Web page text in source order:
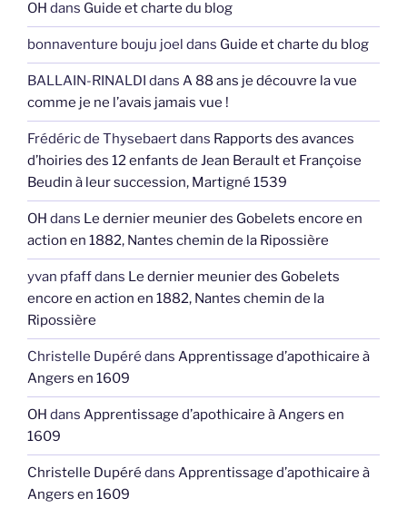
OH dans Guide et charte du blog
bonnaventure bouju joel dans Guide et charte du blog
BALLAIN-RINALDI dans A 88 ans je découvre la vue
comme je ne l’avais jamais vue !
Frédéric de Thysebaertdans Rapports des avances
d’hoiries des 12 enfants de Jean Berault et Françoise
Beudin à leur succession, Martigné 1539
OH dans Le dernier meunier des Gobelets encore en
action en 1882, Nantes chemin de la Ripossière
yvan pfaffdans Le dernier meunier des Gobelets
encore en action en 1882, Nantes chemin de la
Ripossière
Christelle Dupéré dans Apprentissage d’apothicaire à
Angers en 1609
OH dans Apprentissage d’apothicaire à Angers en
1609
Christelle Dupéré dans Apprentissage d’apothicaire à
Angers en 1609